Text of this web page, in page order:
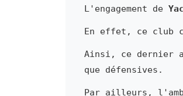
L'engagement de
En effet, ce club
Ainsi, ce dernier
que défensives.
Par ailleurs,